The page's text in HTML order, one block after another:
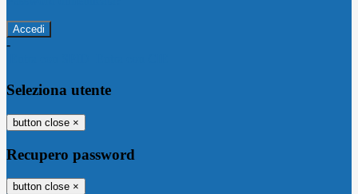
-
Seleziona utente
button close ×
Recupero password
button close ×